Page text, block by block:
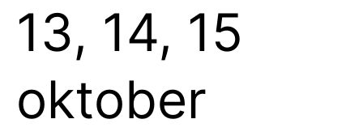
13, 14, 15
oktober